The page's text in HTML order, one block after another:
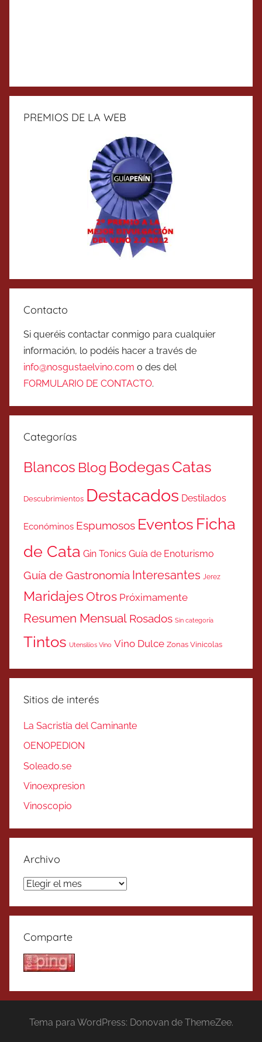
PREMIOS DE LA WEB
Contacto
Si queréis contactar conmigo para cualquier
información, lo podéis hacer a través de
info@nosgustaelvino.com o des del
FORMULARIO DE CONTACTO.
Categorías
Blancos Blog BodegasCatas
Descubrimientos Destacados Destilados
Económinos Espumosos Eventos Ficha
de Cata Gin Tonics Guía de Enoturismo
Guía de Gastronomía Interesantes Jerez
MaridajesOtros Próximamente
Resumen Mensual Rosados Sin categoría
Tintos Utensilios Vino Vino Dulce Zonas Vinicolas
Sitios de interés
La Sacristía del Caminante
OENOPEDION
Soleado.se
Vinoexpresion
Vinoscopio
Archivo
Archivo
Comparte
Tema para WordPress: Donovan de ThemeZee.